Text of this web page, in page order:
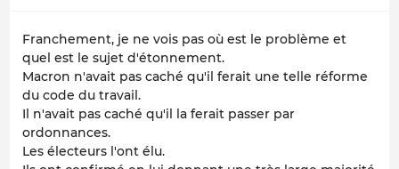
Franchement, je ne vois pas où est le problème et
quel est le sujet d'étonnement.
Macron n'avait pas caché qu'il ferait une telle réforme
du code du travail.
Il n'avait pas caché qu'il la ferait passer par
ordonnances.
Les électeurs l'ont élu.